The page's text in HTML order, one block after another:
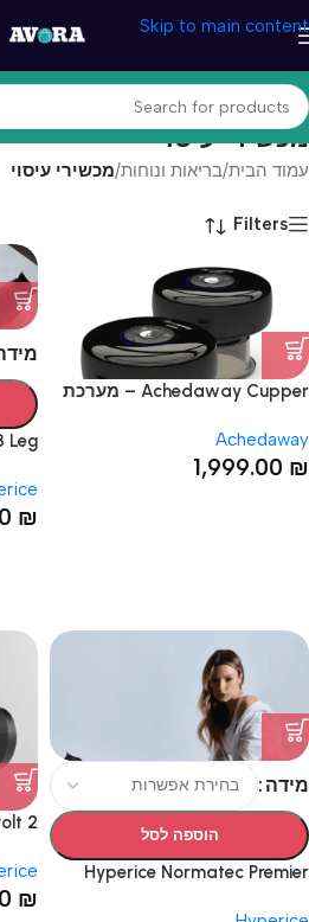
Skip to main content
מכשירי עיסוי
עמוד הבית/בריאות ונוחות/מכשירי עיסוי
Filters
Achedaway Cupper – מערכת
עמוק (זוג)
Achedaway
1,999.00 ₪
Leg
₪
מידה
הוספה לסל
Hyperice Normatec Premier
₪